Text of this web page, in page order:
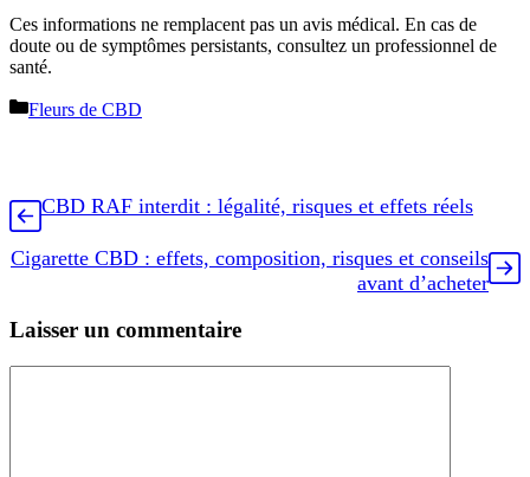
Ces informations ne remplacent pas un avis médical. En cas de
doute ou de symptômes persistants, consultez un professionnel de
santé.
Catégories
Fleurs de CBD
CBD RAF interdit : légalité, risques et effets réels
Cigarette CBD : effets, composition, risques et conseils
avant d’acheter
Laisser un commentaire